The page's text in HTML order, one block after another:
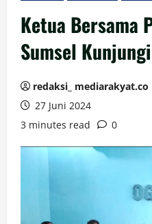
Ketua Bersama
Sumsel
redaksi_ mediarakyat.co
27 Juni 2024
3 minutes read
0